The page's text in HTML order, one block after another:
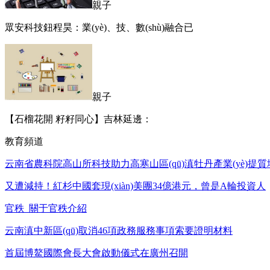
親子
眾安科技鈕程昊：業(yè)、技、數(shù)融合已
親子
【石榴花開 籽籽同心】吉林延邊：
教育頻道
云南省農科院高山所科技助力高寒山區(qū)滇牡丹產業(yè)提質
又遭減持！紅杉中國套現(xiàn)美團34億港元，曾是A輪投資人
官秩_關于官秩介紹
云南滇中新區(qū)取消46項政務服務事項索要證明材料
首屆博鰲國際會長大會啟動儀式在廣州召開